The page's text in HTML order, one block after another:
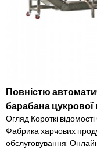
Повністю
барабана
Огляд Короткі
Фабрика харчових
обслуговування: